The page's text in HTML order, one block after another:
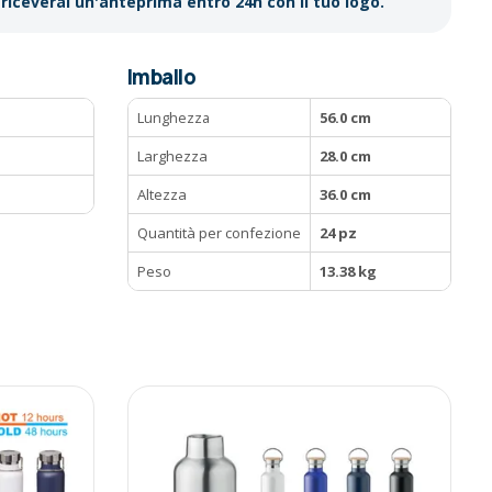
Imballo
Lunghezza
56.0 cm
Larghezza
28.0 cm
Altezza
36.0 cm
Quantità per confezione
24 pz
Peso
13.38 kg